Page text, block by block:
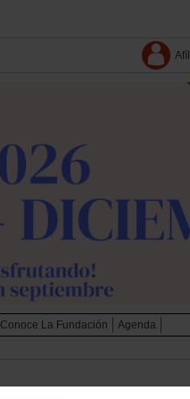
Conoce La Fundación
Agenda